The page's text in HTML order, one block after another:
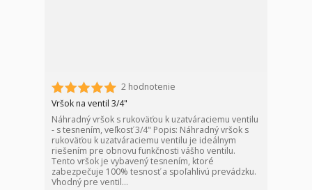
2 hodnotenie
Vršok na ventil 3/4"
Náhradný vršok s rukoväťou k uzatváraciemu ventilu
- s tesnením, veľkosť 3/4" Popis: Náhradný vršok s
rukoväťou k uzatváraciemu ventilu je ideálnym
riešením pre obnovu funkčnosti vášho ventilu.
Tento vršok je vybavený tesnením, ktoré
zabezpečuje 100% tesnosť a spoľahlivú prevádzku.
Vhodný pre ventil...